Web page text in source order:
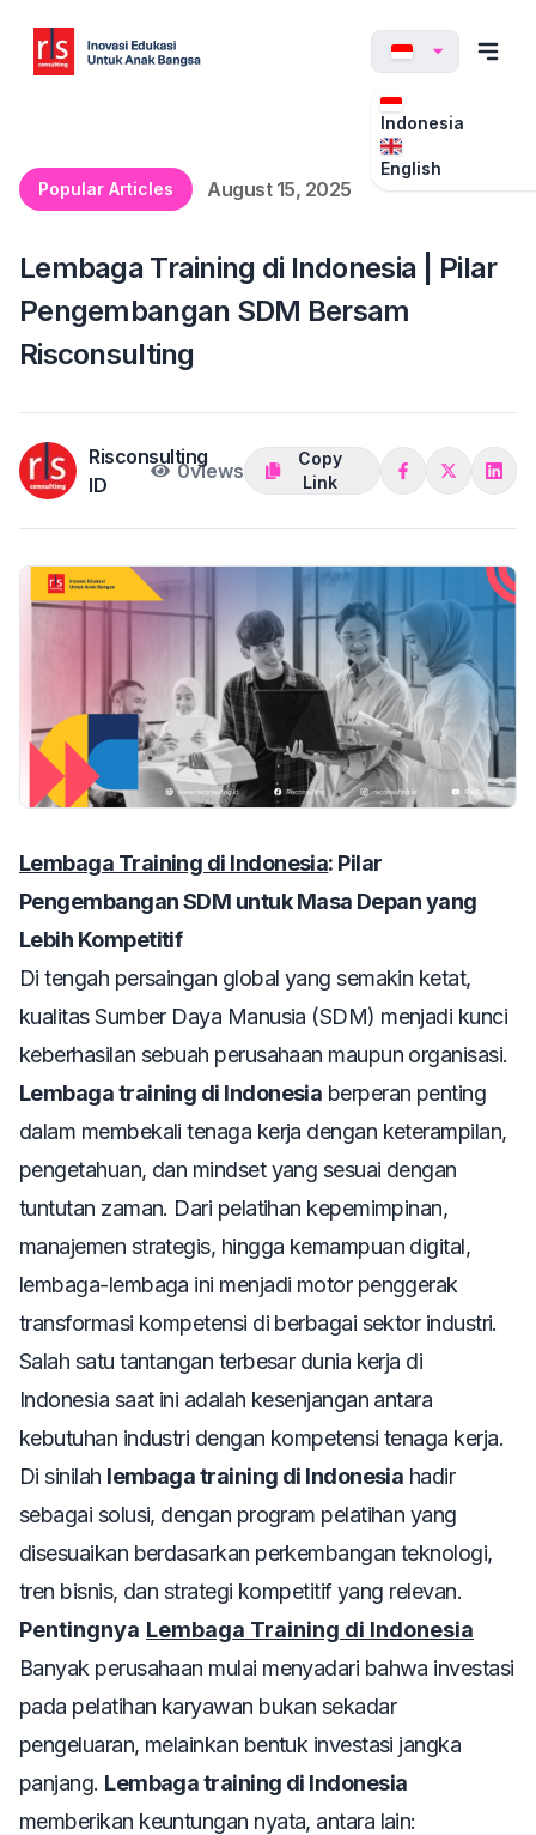
Indonesia
English
Popular Articles
August 15, 2025
Lembaga Training di Indonesia | Pilar
Pengembangan SDM Bersam
Risconsulting
Risconsulting
ID
0views
Copy
Link
Lembaga Training di Indonesia: Pilar
Pengembangan SDM untuk Masa Depan yang
Lebih Kompetitif
Di tengah persaingan global yang semakin ketat,
kualitas Sumber Daya Manusia (SDM) menjadi kunci
keberhasilan sebuah perusahaan maupun organisasi.
Lembaga training di Indonesia berperan penting
dalam membekali tenaga kerja dengan keterampilan,
pengetahuan, dan mindset yang sesuai dengan
tuntutan zaman. Dari pelatihan kepemimpinan,
manajemen strategis, hingga kemampuan digital,
lembaga-lembaga ini menjadi motor penggerak
transformasi kompetensi di berbagai sektor industri.
Salah satu tantangan terbesar dunia kerja di
Indonesia saat ini adalah kesenjangan antara
kebutuhan industri dengan kompetensi tenaga kerja.
Di sinilah lembaga training di Indonesia hadir
sebagai solusi, dengan program pelatihan yang
disesuaikan berdasarkan perkembangan teknologi,
tren bisnis, dan strategi kompetitif yang relevan.
Pentingnya Lembaga Training di Indonesia
Banyak perusahaan mulai menyadari bahwa investasi
pada pelatihan karyawan bukan sekadar
pengeluaran, melainkan bentuk investasi jangka
panjang. Lembaga training di Indonesia
memberikan keuntungan nyata, antara lain: